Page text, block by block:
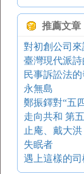
推薦文章
對初創公司
臺灣現代派
民事訴訟法
永無島
走向共和 第
止庵、戴大
失眠者
遇上這樣的